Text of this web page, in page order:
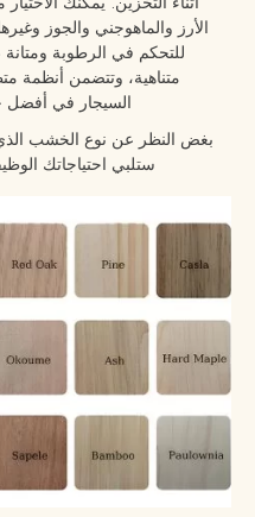
الأرز والماهوجني والجوز
للتحكم في الرطوبة
متناهية، وتتضمن أنظمة
السيجار في أفضل
بغض النظر عن نوع الخشب
ستلبي احتياجاتك